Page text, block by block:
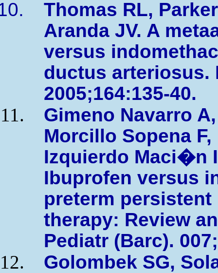
Thomas RL,
Aranda JV. A
versus
ductus arteriosus.
2005;164:135-40.
Gimeno Navarro
Morcillo Sopena
Izquierdo Maci�n
Ibuprofen versus
preterm
therapy: Review
Pediatr (Barc).
Golombek SG,